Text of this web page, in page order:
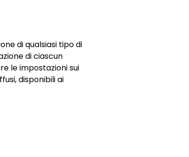
di qualsiasi tipo di
di ciascun
le impostazioni sui
disponibili ai